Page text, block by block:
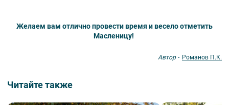
Желаем вам отлично провести время и весело отметить
Масленицу!
Автор - Романов П.К.
Читайте также